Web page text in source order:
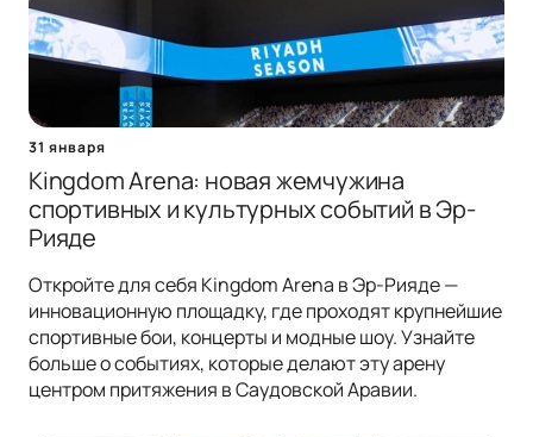
31 января
Kingdom Arena: новая жемчужина
спортивных и культурных событий в Эр-
Рияде
Откройте для себя Kingdom Arena в Эр-Рияде —
инновационную площадку, где проходят крупнейшие
спортивные бои, концерты и модные шоу. Узнайте
больше о событиях, которые делают эту арену
центром притяжения в Саудовской Аравии.